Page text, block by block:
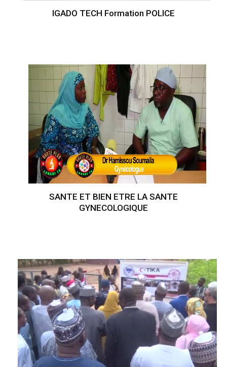
IGADO TECH Formation POLICE
SANTE ET BIEN ETRE LA SANTE
GYNECOLOGIQUE